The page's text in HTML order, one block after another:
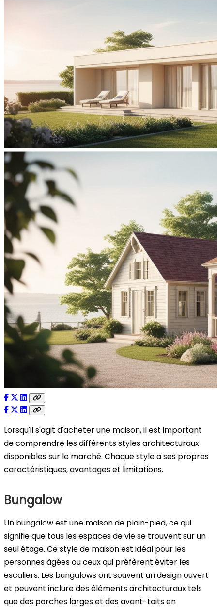
Lorsqu'il s'agit d'acheter une maison, il est important
de comprendre les différents styles architecturaux
disponibles sur le marché. Chaque style a ses propres
caractéristiques, avantages et limitations.
Bungalow
Un bungalow est une maison de plain-pied, ce qui
signifie que tous les espaces de vie se trouvent sur un
seul étage. Ce style de maison est idéal pour les
personnes âgées ou ceux qui préfèrent éviter les
escaliers. Les bungalows ont souvent un design ouvert
et peuvent inclure des éléments architecturaux tels
que des porches larges et des avant-toits en